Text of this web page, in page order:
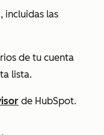
incluidas las
de tu cuenta
lista.
de HubSpot.